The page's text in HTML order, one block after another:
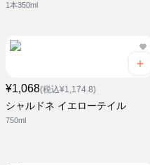
1本350ml
¥1,068(税込¥1,174.8)
シャルドネ イエローテイル
750ml